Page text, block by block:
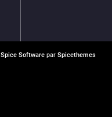
Spice Softwarepar Spicethemes